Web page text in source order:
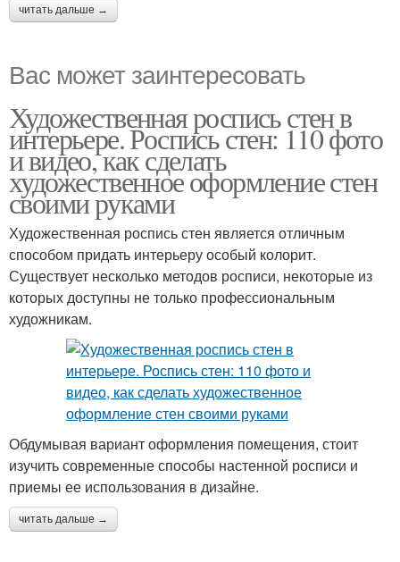
читать дальше →
Вас может заинтересовать
Художественная роспись стен в
интерьере. Роспись стен: 110 фото
и видео, как сделать
художественное оформление стен
своими руками
Художественная роспись стен является отличным
способом придать интерьеру особый колорит.
Существует несколько методов росписи, некоторые из
которых доступны не только профессиональным
художникам.
Обдумывая вариант оформления помещения, стоит
изучить современные способы настенной росписи и
приемы ее использования в дизайне.
читать дальше →